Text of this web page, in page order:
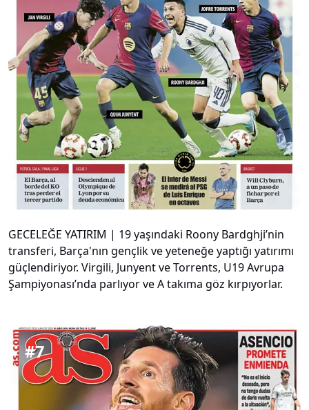
GECELEĞE YATIRIM | 19 yaşındaki Roony Bardghji’nin
transferi, Barça'nın gençlik ve yeteneğe yaptığı yatırımı
güçlendiriyor. Virgili, Junyent ve Torrents, U19 Avrupa
Şampiyonası’nda parlıyor ve A takıma göz kırpıyorlar.
#7